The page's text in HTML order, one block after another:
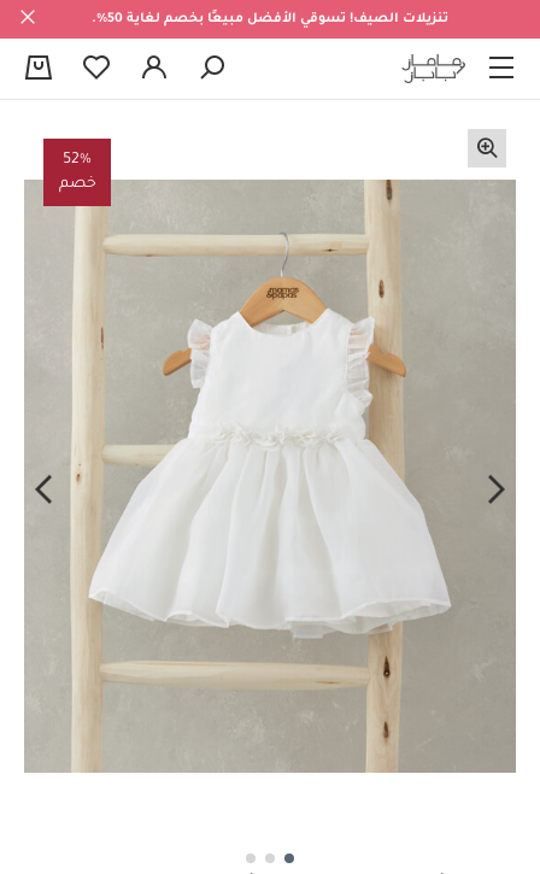
تنزيلات الصيف! تسوقي الأفضل مبيعًا بخصم لغاية 50%.
52%
خصم